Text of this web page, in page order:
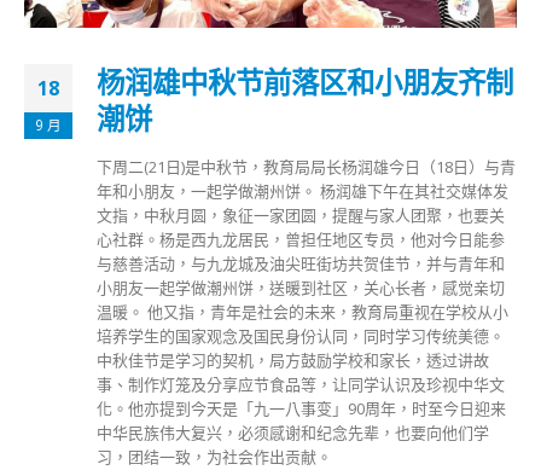
18
9 月
杨润雄中秋节前落区和小朋友齐制
潮饼
下周二(21日)是中秋节，教育局局长杨润雄今日（18日）与青
年和小朋友，一起学做潮州饼。 杨润雄下午在其社交媒体发
文指，中秋月圆，象征一家团圆，提醒与家人团聚，也要关
心社群。杨是西九龙居民，曾担任地区专员，他对今日能参
与慈善活动，与九龙城及油尖旺街坊共贺佳节，并与青年和
小朋友一起学做潮州饼，送暖到社区，关心长者，感觉亲切
温暖。 他又指，青年是社会的未来，教育局重视在学校从小
培养学生的国家观念及国民身份认同，同时学习传统美德。
中秋佳节是学习的契机，局方鼓励学校和家长，透过讲故
事、制作灯笼及分享应节食品等，让同学认识及珍视中华文
化。他亦提到今天是「九一八事变」90周年，时至今日迎来
中华民族伟大复兴，必须感谢和纪念先辈，也要向他们学
习，团结一致，为社会作出贡献。